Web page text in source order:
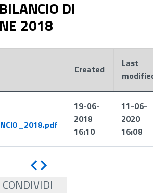
DI
2018
Created
Last
19-06-
2018
16:10
11-06-
2020
16:08
Indietro
CONDIVIDI